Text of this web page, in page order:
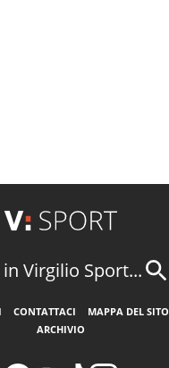
in Virgilio Sport...
CONTATTACI MAPPA DEL SITO
ARCHIVIO